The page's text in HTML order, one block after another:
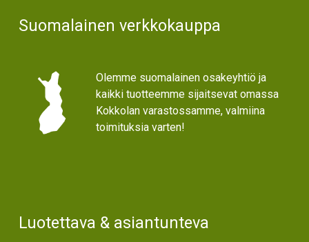
Suomalainen verkkokauppa
Olemme suomalainen osakeyhtiö ja
kaikki tuotteemme sijaitsevat omassa
Kokkolan varastossamme, valmiina
toimituksia varten!
Luotettava & asiantunteva